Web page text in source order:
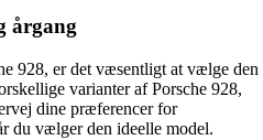
årgang
928, er det væsentligt at vælge den
varianter af Porsche 928,
dine præferencer for
du vælger den ideelle model.